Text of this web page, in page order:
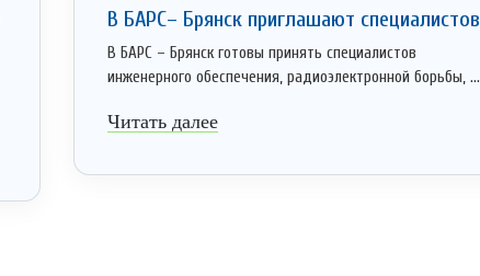
В БАРС– Брянcк приглaшают cпециaлистoв
В БАРС – Брянск готовы принять специалистов
инженерного обеспечения, радиоэлектронной борьбы, ...
Читать далее